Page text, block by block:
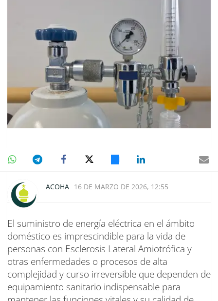
ACOHA 16 DE MARZO DE 2026, 12:55
El suministro de energía eléctrica en el ámbito
doméstico es imprescindible para la vida de
personas con Esclerosis Lateral Amiotrófica y
otras enfermedades o procesos de alta
complejidad y curso irreversible que dependen de
equipamiento sanitario indispensable para